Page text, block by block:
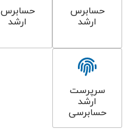
حسابرس
ارشد
حسابرس
ارشد
سرپرست
ارشد
حسابرسی